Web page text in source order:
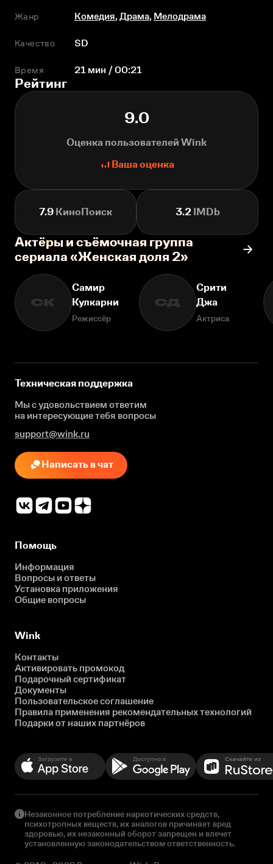
Жанр Комедия,Драма, Мелодрама
Качество SD
Время 21 мин / 00:21
Рейтинг
9.0
Оценка пользователей Wink
Ваша оценка
7.9 КиноПоиск 3.2IMDb
Актёры и съёмочная группа
сериала «Женская доля 2»
СК
Самир
Кулкарни
Режиссёр
СД
Срити
Джа
Актриса
Техническая поддержка
Мы с удовольствием ответим
на интересующиетебя вопросы
support@wink.ru
Написать в чат
Помощь
Информация
Вопросы и ответы
Установка приложения
Общие вопросы
Wink
Контакты
Активировать промокод
Подарочный сертификат
Документы
Пользовательское соглашение
Правила применения рекомендательных технологий
Подарки от наших партнёров
Незаконное потребление наркотических средств,
психотропных веществ, их аналогов причиняет вред
здоровью, их незаконный оборот запрещен и влечет
установленную законодательством ответственность.